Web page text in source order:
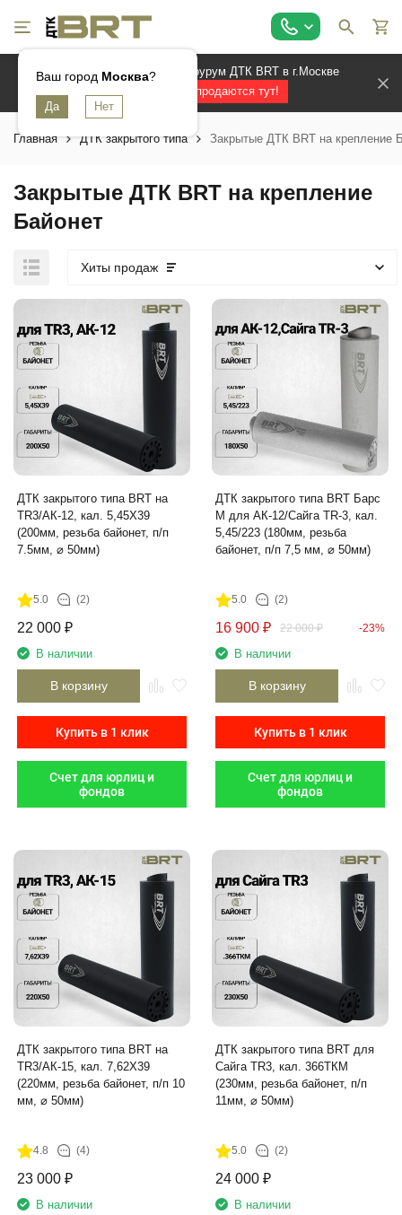
Ваш город Москва?
Официальный магазин и шоурум ДТК BRT в г.Москве
Лучшие ДТК продаются тут!
Главная ДТК закрытого типа Закрытые ДТК BRT на крепление
Закрытые ДТК BRT на крепление
Байонет
Хиты продаж
ДТК закрытого типа BRT на
TR3/АК-12, кал. 5,45Х39
(200мм, резьба байонет, п/п
7.5мм, ⌀ 50мм)
5.0 (2)
22 000 ₽
В наличии
В корзину
Купить в 1 клик
Счет для юрлиц и
фондов
ДТК закрытого типа BRT Барс
М для АК-12/Сайга TR-3, кал.
5,45/223 (180мм, резьба
байонет, п/п 7,5 мм, ⌀ 50мм)
5.0 (2)
16 900 ₽ 22 000 ₽ -23%
В наличии
В корзину
Купить в 1 клик
Счет для юрлиц и
фондов
ДТК закрытого типа BRT на
TR3/АК-15, кал. 7,62Х39
(220мм, резьба байонет, п/п 10
мм, ⌀ 50мм)
4.8 (4)
23 000 ₽
В наличии
ДТК закрытого типа BRT для
Сайга TR3, кал. 366ТКМ
(230мм, резьба байонет, п/п
11мм, ⌀ 50мм)
5.0 (2)
24 000 ₽
В наличии